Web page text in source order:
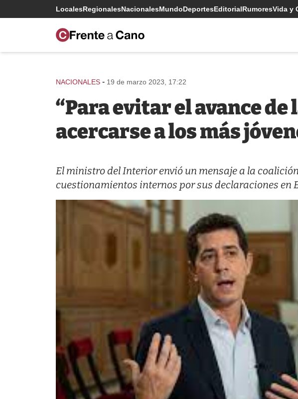
LocalesRegionalesNacionalesMundoDeportesEditorialRumoresVida y
NACIONALES - 19 de marzo 2023, 17:22
“Para evitar el avance de
acercarse a los más
El ministro del Interior envió un mensaje a la
cuestionamientos internos por sus declaraciones en